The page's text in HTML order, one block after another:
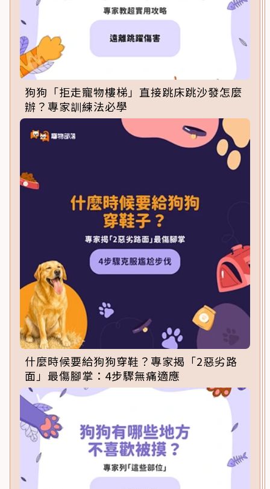
狗狗「拒走寵物樓梯」直接跳床跳沙發怎麼
辦？專家訓練法必學
什麼時候要給狗狗穿鞋？專家揭「2惡劣路
面」最傷腳掌：4步驟無痛適應